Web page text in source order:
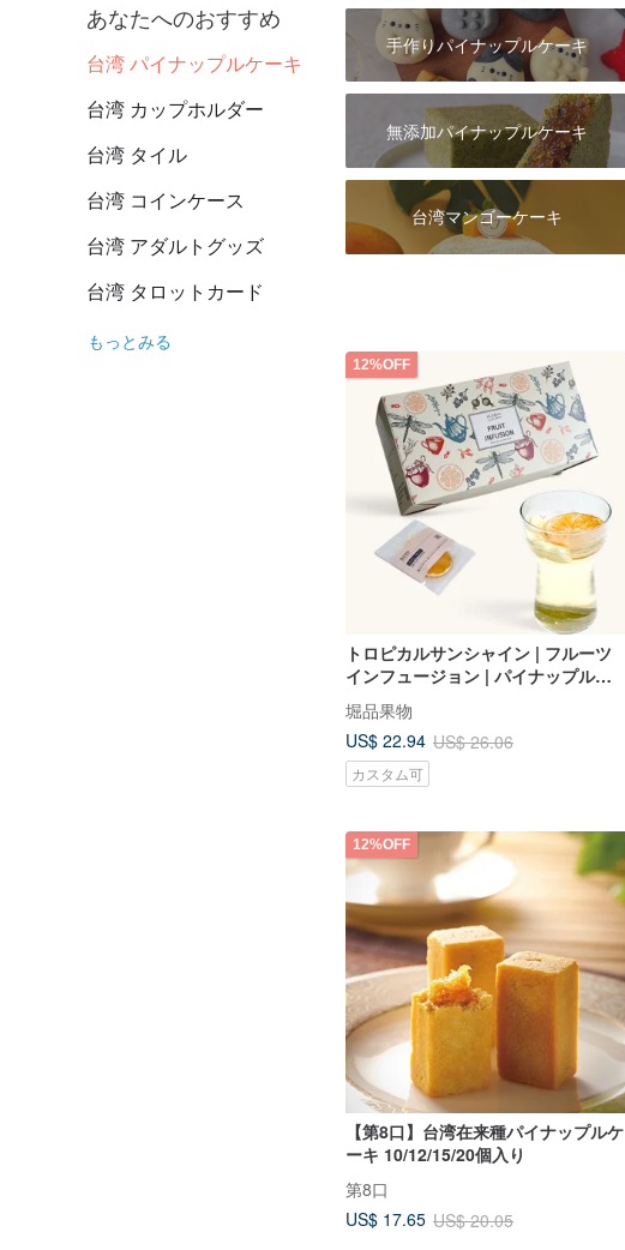
あなたへのおすすめ
台湾 パイナップルケーキ
台湾 カップホルダー
台湾 タイル
台湾 コインケース
台湾 アダルトグッズ
台湾 タロットカード
もっとみる
手作りパイナップルケーキ
無添加パイナップルケーキ
台湾マンゴーケーキ
12%OFF
トロピカルサンシャイン | フルーツ
インフュージョン | パイナップル風
味 10 個入り (ドライフルーツウォー
ター) | ギフト
堀品果物
US$ 22.94 US$ 26.06
カスタム可
12%OFF
【第8口】台湾在来種パイナップルケ
ーキ 10/12/15/20個入り
第8口
US$ 17.65 US$ 20.05